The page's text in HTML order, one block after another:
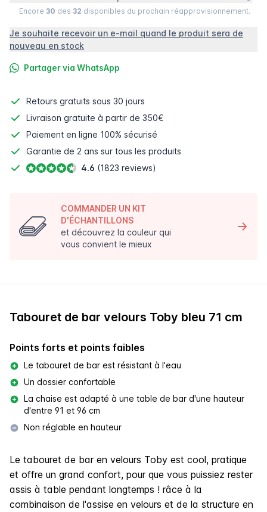
Encore 30 des 32 disponibles du prochain réapprovisionnement.
Je souhaite recevoir un e-mail quand le produit sera de
nouveau en stock
Partager via WhatsApp
Retours gratuits sous 30 jours
Livraison gratuite à partir de 350€
Paiement en ligne 100% sécurisé
Garantie de 2 ans sur tous les produits
4.6 (1823 reviews)
COMMANDER UN KIT
D'ÉCHANTILLONS
et découvrez la couleur qui
vous convient le mieux
Tabouret de bar velours Toby bleu 71 cm
Points forts et points faibles
Le tabouret de bar est résistant à l'eau
Un dossier confortable
La chaise est adapté à une table de bar d'une hauteur
d'entre 91 et 96 cm
Non réglable en hauteur
Le tabouret de bar en velours Toby est cool, pratique
et offre un grand confort, pour que vous puissiez rester
assis à table pendant longtemps ! râce à la
combinaison de l'assise en velours et de la structure en